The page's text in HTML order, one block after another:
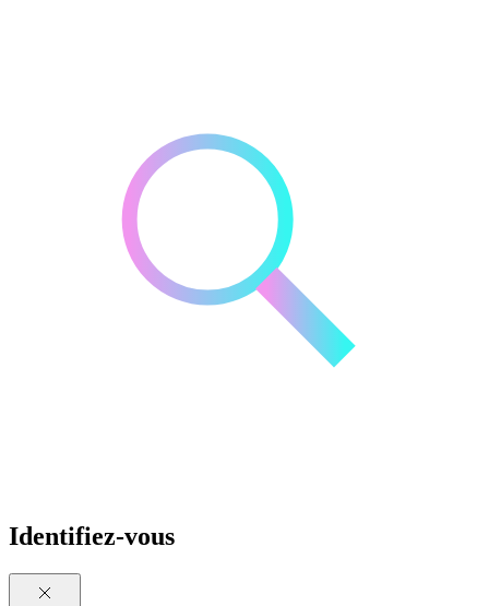
Identifiez-vous